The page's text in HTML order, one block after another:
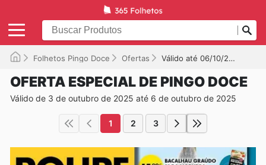
Folhetos Pingo Doce Ofertas Válido até 06/10/2025
OFERTA ESPECIAL DE PINGO DOCE
Válido de 3 de outubro de 2025 até 6 de outubro de 2025
1 2 3